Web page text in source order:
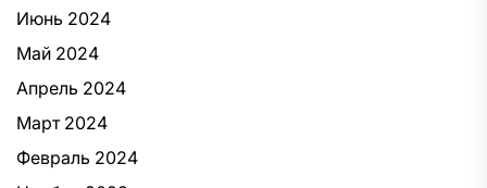
Июнь 2024
Май 2024
Апрель 2024
Март 2024
Февраль 2024